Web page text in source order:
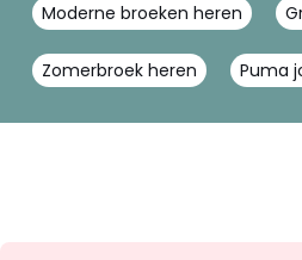
Moderne broeken heren
Zomerbroek heren Puma